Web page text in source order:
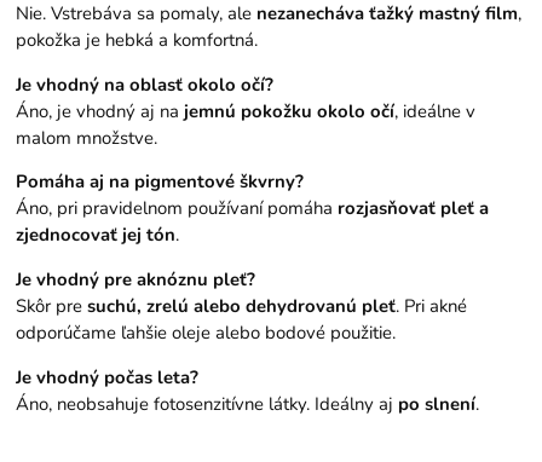
Nie. Vstrebáva sa pomaly, ale nezanecháva ťažký mastný film,
pokožka je hebká a komfortná.
Je vhodný na oblasť okolo očí?
Áno, je vhodný aj na jemnú pokožku okolo očí, ideálne v
malom množstve.
Pomáha aj na pigmentové škvrny?
Áno, pri pravidelnom používaní pomáha rozjasňovať pleť a
zjednocovať jej tón.
Je vhodný pre aknóznu pleť?
Skôr presuchú, zrelú alebo dehydrovanú pleť. Pri akné
odporúčame ľahšie oleje alebo bodové použitie.
Je vhodný počas leta?
Áno, neobsahuje fotosenzitívne látky. Ideálny aj po slnení.